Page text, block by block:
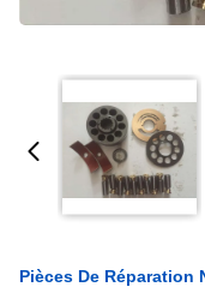
Pièces De Réparation